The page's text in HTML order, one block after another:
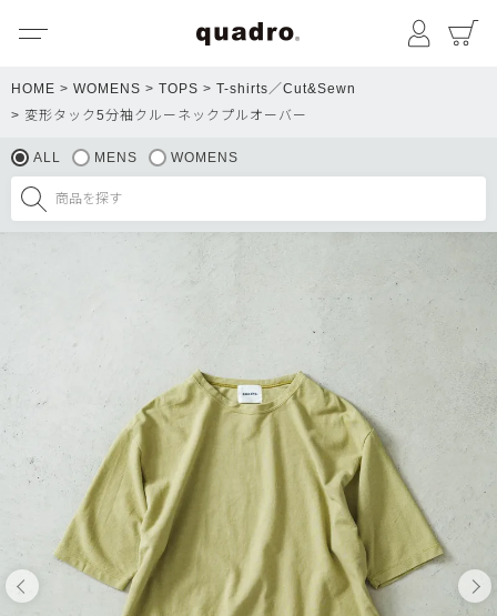
マイペ
HOME WOMENS TOPS
T-shirts／Cut&Sewn
変形タック5分袖クルーネックプルオーバー
ALL MENS WOMENS